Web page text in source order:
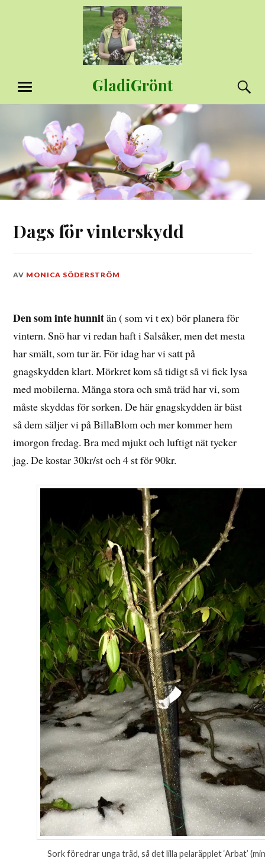
GladiGrönt
MENY
Dags för vinterskydd
DEN
2016
AV MONICA SÖDERSTRÖM
Den som inte hunnitän ( som vi t ex) bör planera för
vintern. Snö har vi redan haft i Salsåker, men det mesta
har smält, som tur är. För idag har vi satt på
gnagskydden klart. Mörkret kom så tidigt så vi fick lysa
med mobilerna. Många stora och små träd har vi, som
måste skyddas för sorken. De här gnagskydden är bäst
så dem säljer vi på BillaBlom och mer kommer hem
imorgon fredag. Bra med mjukt och luftigt nät tycker
jag. De kostar 30kr/st och 4 st för 90kr.
Sork föredrar unga träd, så det lilla pelaräpplet ‘Arbat’ (min